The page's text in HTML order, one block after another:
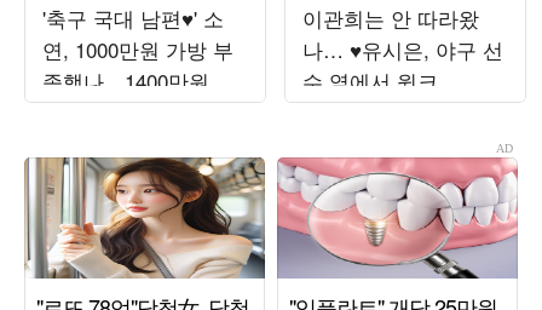
'축구 국대 남편♥' 소
연, 1000만원 가방 부
족했나…1400만원 시
계 구매
이관희는 안 따라왔
나… ♥유시은, 야구 선
수 옆에서 윙크